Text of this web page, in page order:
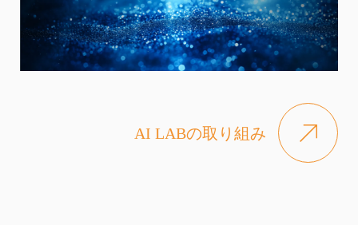
AI LABの取り組み